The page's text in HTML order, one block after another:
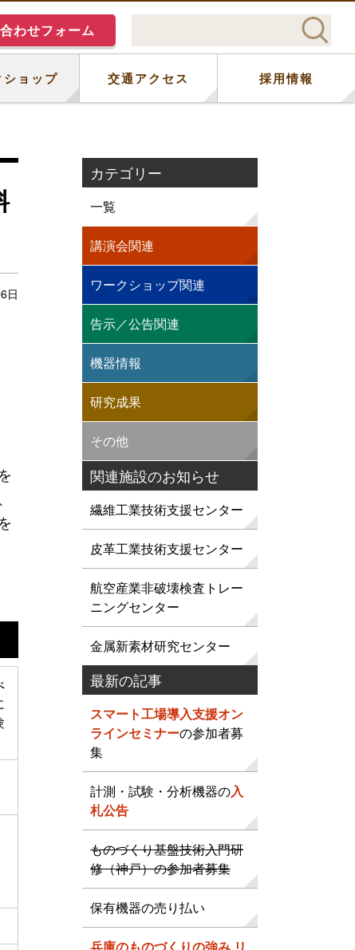
ショップ 交通アクセス 採用情報
わせフォーム
日
カテゴリー
一覧
講演会関連
ワークショップ関連
告示／公告関連
機器情報
研究成果
その他
関連施設のお知らせ
繊維工業技術支援センター
皮革工業技術支援センター
航空産業非破壊検査トレー
ニングセンター
金属新素材研究センター
最新の記事
スマート工場導入支援オン
ラインセミナーの参加者募
集
計測・試験・分析機器の入
札公告
ものづくり基盤技術入門研
修（神戸）の参加者募集
保有機器の売り払い